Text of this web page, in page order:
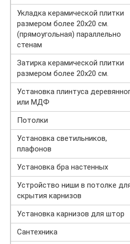
Укладка керамической плитки
размером более 20х20 см.
(прямоугольная) параллельно
стенам
Затирка керамической плитки
размером более 20х20 см.
Установка плинтуса
или МДФ
Потолки
Установка светильников,
плафонов
Установка бра настенных
Устройство ниши в потолке
скрытия карнизов
Установка карнизов для штор
Сантехника